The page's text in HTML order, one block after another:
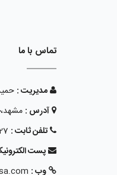
تماس با ما
مدیریت :
آدرس :
تلفن ثابت :
پست
وب :